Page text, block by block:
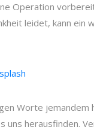
Operation
leidet, kann ein
Worte jemandem
uns herausfinden.